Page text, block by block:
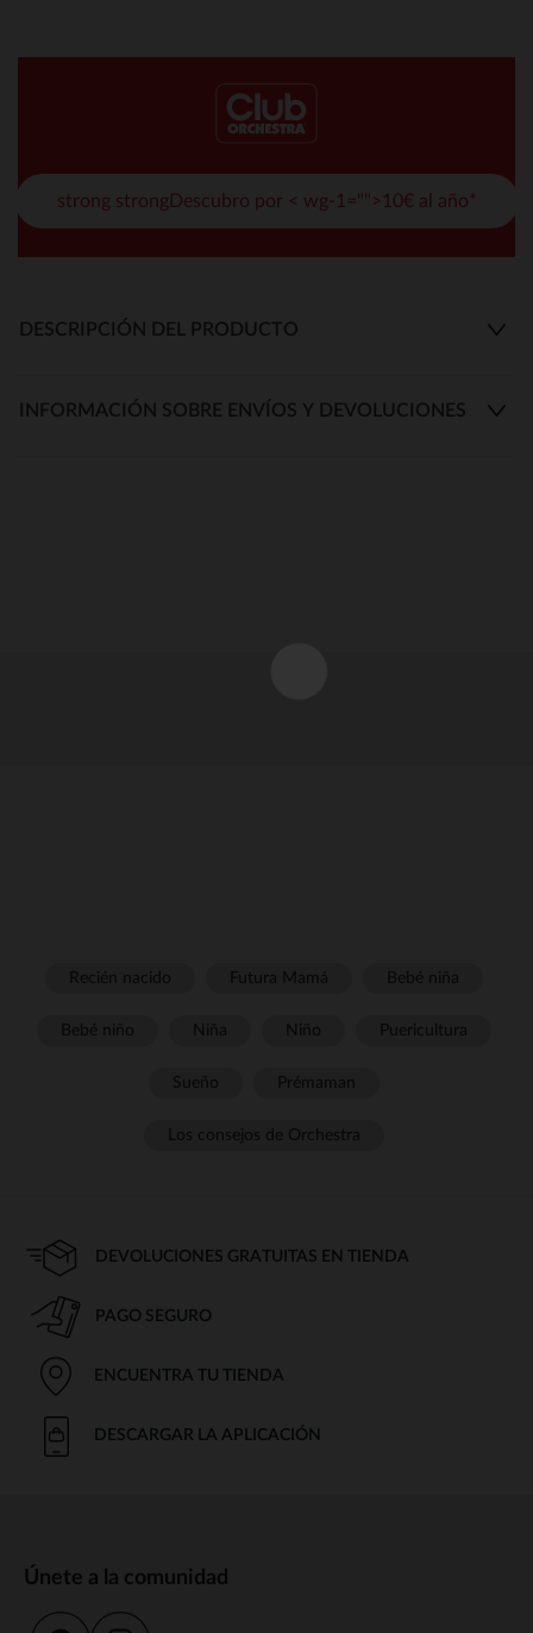
strong strongDescubro por < wg-1="">10€ al año*
DESCRIPCIÓN DEL PRODUCTO
INFORMACIÓN SOBRE ENVÍOS Y DEVOLUCIONES
DEVOLUCIONES GRATUITAS EN TIENDA
PAGO SEGURO
ENCUENTRA TU TIENDA
DESCARGAR LA APLICACIÓN
Únete a la comunidad